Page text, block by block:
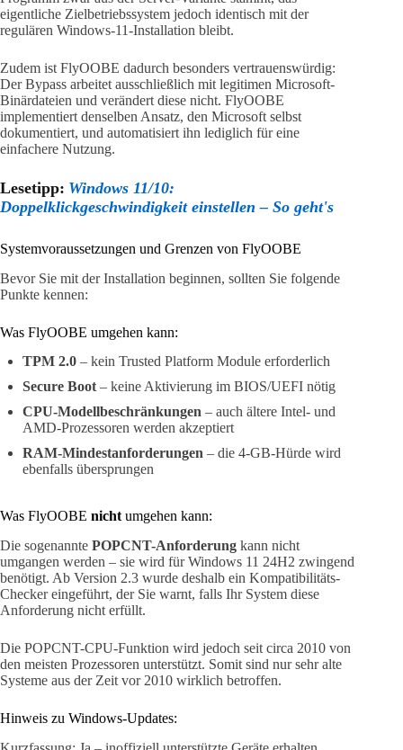
eigentliche Zielbetriebssystem jedoch identisch mit der
regulären Windows-11-Installation bleibt.
Zudem ist FlyOOBE dadurch besonders vertrauenswürdig:
Der Bypass arbeitet ausschließlich mit legitimen Microsoft-
Binärdateien und verändert diese nicht. FlyOOBE
implementiert denselben Ansatz, den Microsoft selbst
dokumentiert, und automatisiert ihn lediglich für eine
einfachere Nutzung.
Lesetipp: Windows 11/10:
Doppelklickgeschwindigkeit einstellen – So geht's
Systemvoraussetzungen und Grenzen von FlyOOBE
Bevor Sie mit der Installation beginnen, sollten Sie folgende
Punkte kennen:
Was FlyOOBE umgehen kann:
TPM 2.0 – kein Trusted Platform Module erforderlich
Secure Boot – keine Aktivierung im BIOS/UEFI nötig
CPU-Modellbeschränkungen – auch ältere Intel- und
AMD-Prozessoren werden akzeptiert
RAM-Mindestanforderungen – die 4-GB-Hürde wird
ebenfalls übersprungen
Was FlyOOBE nicht umgehen kann:
Die sogenannte POPCNT-Anforderung kann nicht
umgangen werden – sie wird für Windows 11 24H2 zwingend
benötigt. Ab Version 2.3 wurde deshalb ein Kompatibilitäts-
Checker eingeführt, der Sie warnt, falls Ihr System diese
Anforderung nicht erfüllt.
Die POPCNT-CPU-Funktion wird jedoch seit circa 2010 von
den meisten Prozessoren unterstützt. Somit sind nur sehr alte
Systeme aus der Zeit vor 2010 wirklich betroffen.
Hinweis zu Windows-Updates: